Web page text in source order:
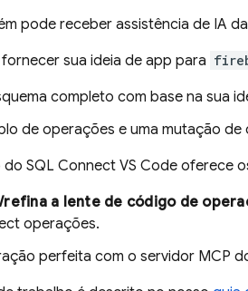
pode receber assistência de IA
sua ideia de app para
completo com base na sua
de operações e uma mutação de
SQL Connect VS Code oferece
refina a lente de código de
operações.
perfeita com o servidor MCP